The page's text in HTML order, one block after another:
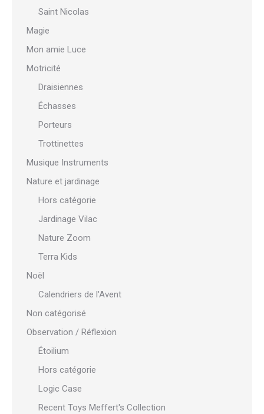
Saint Nicolas
Magie
Mon amie Luce
Motricité
Draisiennes
Échasses
Porteurs
Trottinettes
Musique Instruments
Nature et jardinage
Hors catégorie
Jardinage Vilac
Nature Zoom
Terra Kids
Noël
Calendriers de l'Avent
Non catégorisé
Observation / Réflexion
Étoilium
Hors catégorie
Logic Case
Recent Toys Meffert's Collection